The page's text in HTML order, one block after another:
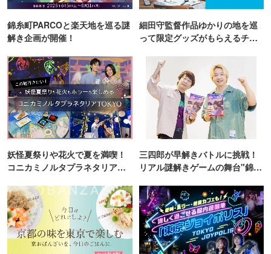
錦糸町PARCOと楽天地を巡る謎
解き企画が開催！
細田守監督作品ゆかりの地を巡
って限定グッズがもらえるチャ
妖怪夏祭りや花火で夏を満喫！
コニカミノルタプラネタリア
三四郎が早解きバトルに挑戦！
リアル謎解きゲームの舞台"錦糸